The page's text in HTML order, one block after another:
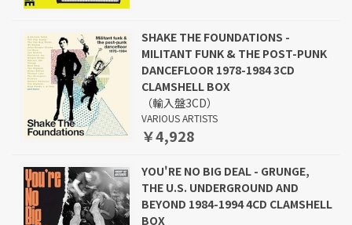
SHAKE THE FOUNDATIONS -
MILITANT FUNK & THE POST-PUNK
DANCEFLOOR 1978-1984 3CD
CLAMSHELL BOX
（輸入盤3CD）
VARIOUS ARTISTS
￥4,928
YOU'RE NO BIG DEAL - GRUNGE,
THE U.S. UNDERGROUND AND
BEYOND 1984-1994 4CD CLAMSHELL
BOX